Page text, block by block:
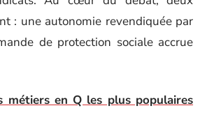
: une autonomie revendiquée par
de protection sociale accrue
métiers en Q les plus populaires